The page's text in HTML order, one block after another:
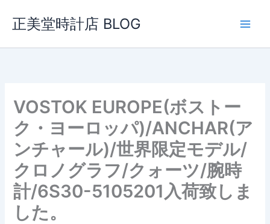
ス
正美堂時計店 BLOG
VOSTOK EUROPE(ボストー
ク・ヨーロッパ)/ANCHAR(ア
ンチャール)/世界限定モデル/
クロノグラフ/クォーツ/腕時
計/6S30-5105201入荷致しま
した。